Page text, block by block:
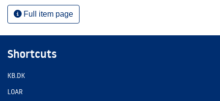
Full item page
Shortcuts
KB.DK
LOAR